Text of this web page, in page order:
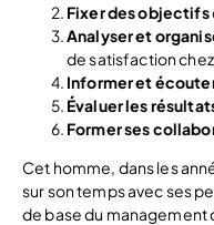
Fixer des objectifs
Analyser et
de satisfaction
Informer et
Évaluer les
Former ses
Cet homme, dans les
sur son temps avec ses
de base du management